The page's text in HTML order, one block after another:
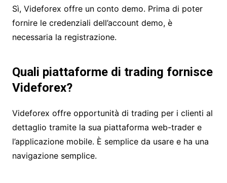
Sì, Videforex offre un conto demo. Prima di poter
fornire le credenziali dell’account demo, è
necessaria la registrazione.
Quali piattaforme di trading fornisce
Videforex?
Videforex offre opportunità di trading per i clienti al
dettaglio tramite la sua piattaforma web-trader e
l’applicazione mobile. È semplice da usare e ha una
navigazione semplice.